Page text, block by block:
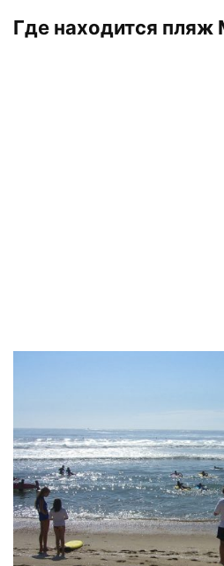
Где находится пляж